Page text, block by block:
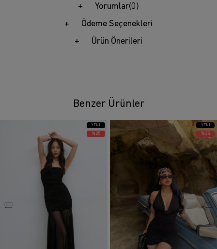
Yorumlar(0)
Ödeme Seçenekleri
Ürün Önerileri
Benzer Ürünler
YENI
ÜRÜN
%25
YENI
ÜRÜN
%25